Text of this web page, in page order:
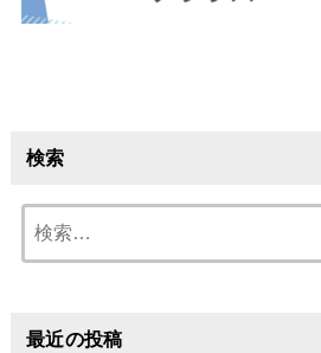
検索
索:
最近の投稿